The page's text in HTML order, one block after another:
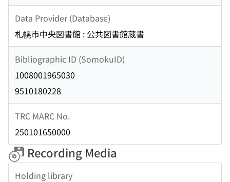
Data Provider (Database)
札幌市中央図書館 : 公共図書館蔵書
Bibliographic ID (SomokuID)
1008001965030
9510180228
TRC MARC No.
250101650000
Recording Media
Holding library